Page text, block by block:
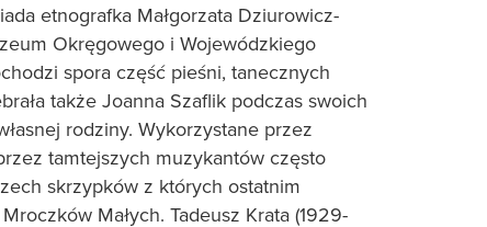
etnografka Małgorzata Dziurowicz-
Okręgowego i Wojewódzkiego
spora część pieśni, tanecznych
także Joanna Szaflik podczas swoich
rodziny. Wykorzystane przez
tamtejszych muzykantów często
skrzypków z których ostatnim
Małych. Tadeusz Krata (1929-